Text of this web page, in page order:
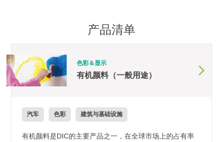
产品清单
色彩＆显示
有机颜料（一般用途）
汽车 色彩 建筑与基础设施
有机颜料是DIC的主要产品之一，在全球市场上的占有率